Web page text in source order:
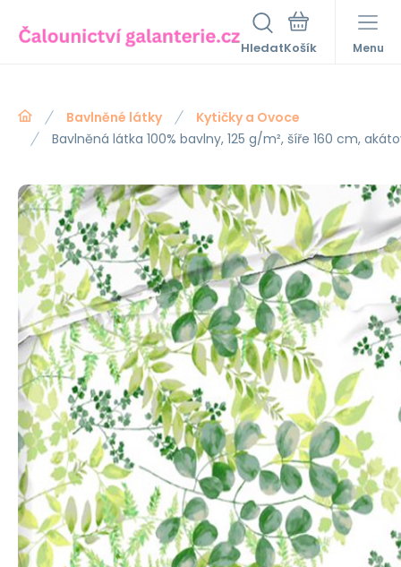
Hledat Menu
Bavlněné látky
Kytičky a Ovoce
Bavlněná látka 100% bavlny, 125 g/m², šíře 160 cm,